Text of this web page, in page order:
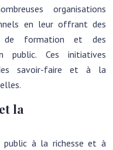
organisations
en leur offrant des
de formation et des
public. Ces initiatives
savoir-faire et à la
la
public à la richesse et à